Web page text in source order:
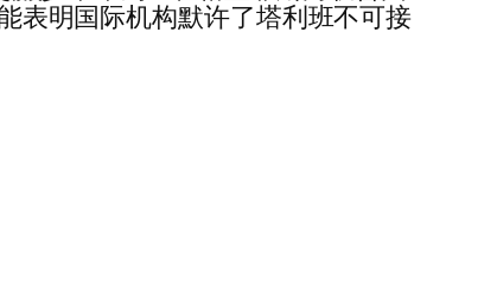
表明国际机构默许了塔利班不可接